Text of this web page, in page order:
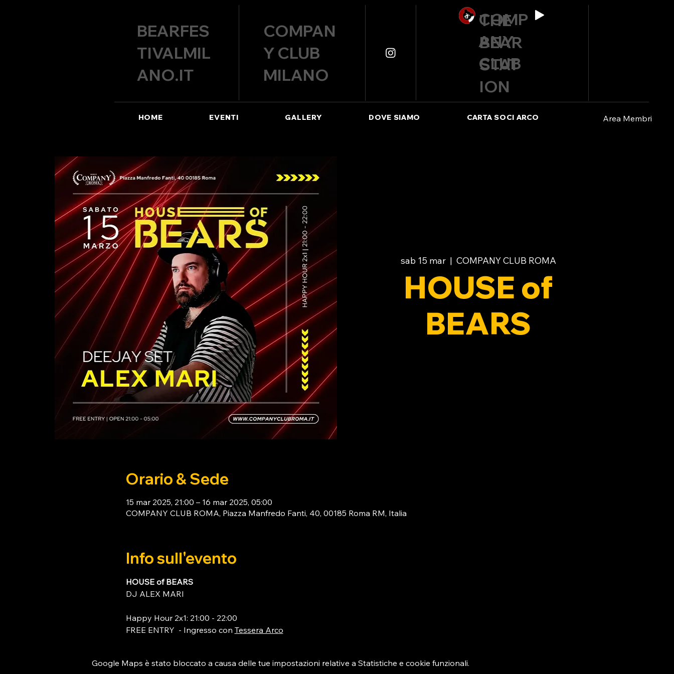
COMP
ANY
CLUB
THE
BEAR
STAT
ION
COMPAN
Y CLUB
MILANO
BEARFES
TIVALMIL
ANO.IT
Area Membri
HOME EVENTI GALLERY DOVE SIAMO CARTA SOCI ARCO
sab 15 mar
  |
COMPANY CLUB ROMA
HOUSE of
BEARS
Orario & Sede
15 mar 2025, 21:00 – 16 mar 2025, 05:00
COMPANY CLUB ROMA, Piazza Manfredo Fanti, 40, 00185 Roma RM, Italia
Info sull'evento
HOUSE of BEARS
DJ ALEX MARI
Happy Hour 2x1: 21:00 - 22:00
FREE ENTRY  - Ingresso con Tessera Arco
Google Maps è stato bloccato a causa delle tue impostazioni relative a Statistiche e cookie funzionali.